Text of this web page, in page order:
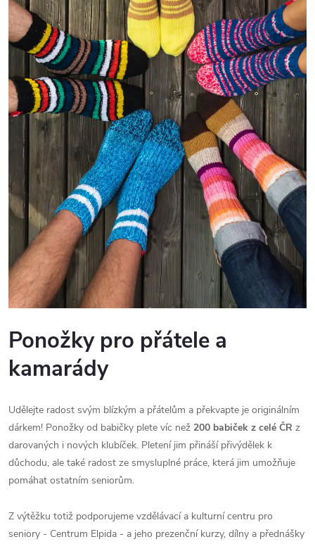
Ponožky pro přátele a
kamarády
Udělejte radost svým blízkým a přátelům a překvapte je originálním
dárkem! Ponožky od babičky plete víc než 200 babiček z celé ČR z
darovaných i nových klubíček. Pletení jim přináší přivýdělek k
důchodu, ale také radost ze smysluplné práce, která jim umožňuje
pomáhat ostatním seniorům.
Z výtěžku totiž podporujeme vzdělávací a kulturní centru pro
seniory - Centrum Elpida - a jeho prezenční kurzy, dílny a přednášky